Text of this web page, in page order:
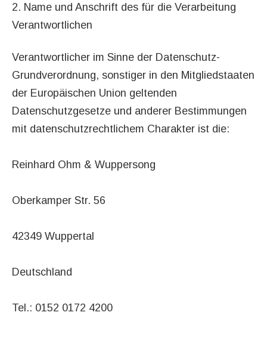
2. Name und Anschrift des für die Verarbeitung
Verantwortlichen
Verantwortlicher im Sinne der Datenschutz-
Grundverordnung, sonstiger in den Mitgliedstaaten
der Europäischen Union geltenden
Datenschutzgesetze und anderer Bestimmungen
mit datenschutzrechtlichem Charakter ist die:
Reinhard Ohm & Wuppersong
Oberkamper Str. 56
42349 Wuppertal
Deutschland
Tel.: 0152 0172 4200